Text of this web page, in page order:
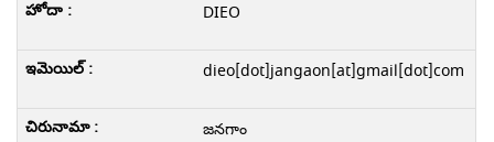
DIEO
dieo[dot]jangaon[at]gmail[dot]com
జనగాం